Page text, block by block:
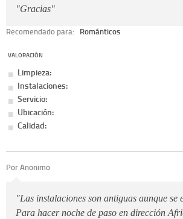
"Gracias"
Recomendado para: Románticos
VALORACIÓN
Limpieza:
Instalaciones:
Servicio:
Ubicación:
Calidad:
Por Anonimo
"Las instalaciones son antiguas aunque se
Para hacer noche de paso en dirección